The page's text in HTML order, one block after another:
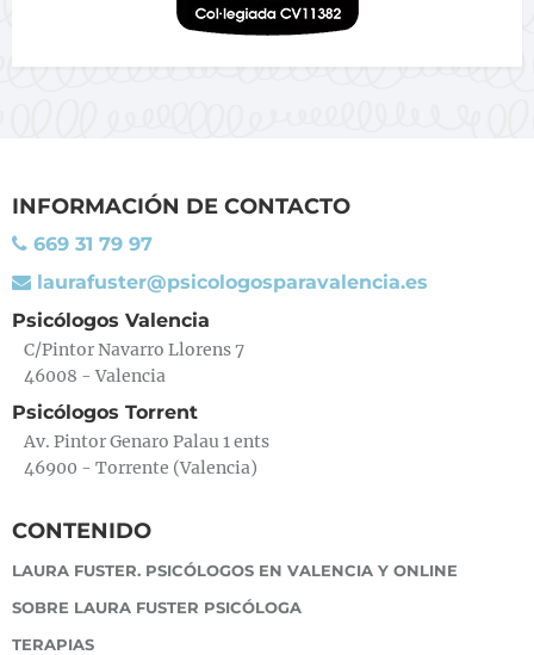
INFORMACIÓN DE CONTACTO
669 31 79 97
laurafuster@psicologosparavalencia.es
Psicólogos Valencia
C/Pintor Navarro Llorens 7
46008 - Valencia
Psicólogos Torrent
Av. Pintor Genaro Palau 1 ents
46900 - Torrente (Valencia)
CONTENIDO
LAURA FUSTER. PSICÓLOGOS EN VALENCIA Y ONLINE
SOBRE LAURA FUSTER PSICÓLOGA
TERAPIAS